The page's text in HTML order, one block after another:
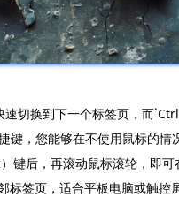
切换到下一个标签页，而
，您能够在不使用鼠标的情
后，再滚动鼠标滚轮，即
签页，适合平板电脑或触控